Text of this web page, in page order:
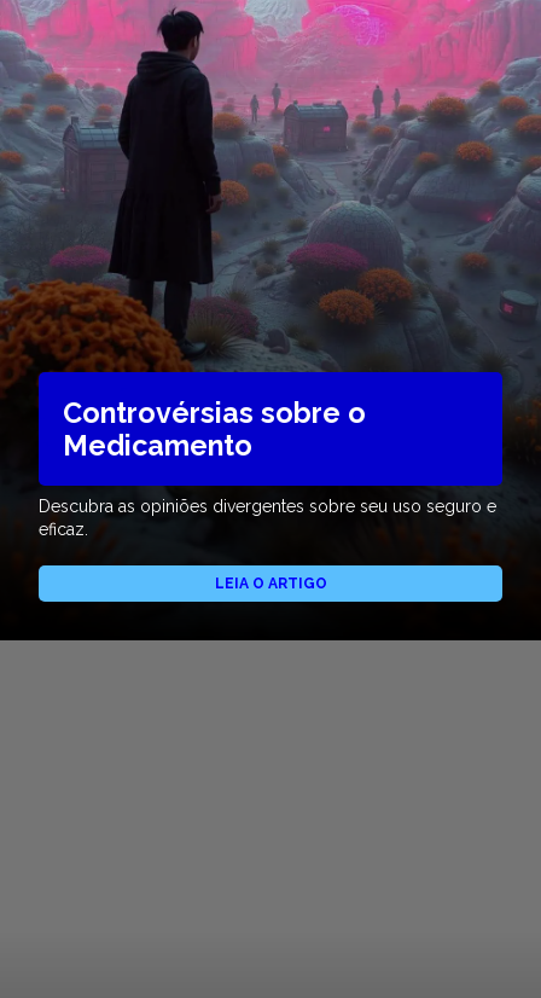
Controvérsias sobre o
Medicamento
Descubra as opiniões divergentes sobre seu uso seguro e
eficaz.
LEIA O ARTIGO